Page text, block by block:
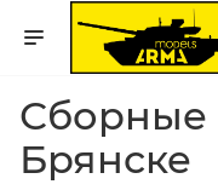
Сборные
Брянске